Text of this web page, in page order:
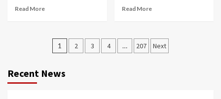
Read More Read More
Posts
1 2 3 4 … 207 Next
Recent News